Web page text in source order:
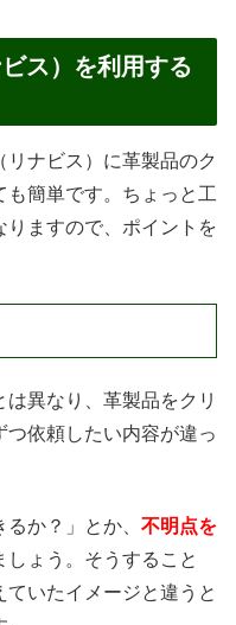
ス）を利用する
ナビス）に革製品のク
も簡単です。ちょっと工
りますので、ポイントを
異なり、革製品をクリ
依頼したい内容が違っ
か？」とか、 不明点を
しょう。そうすること
いたイメージと違うと